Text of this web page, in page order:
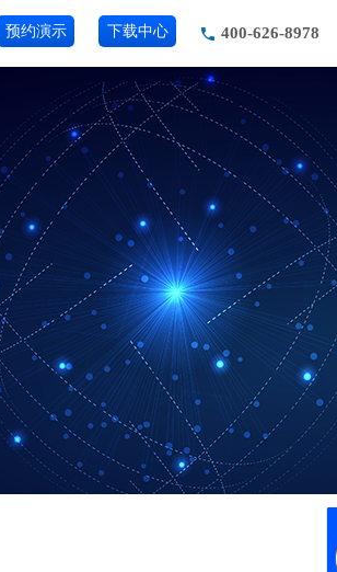
400-626-8978
预约演示 下载中心